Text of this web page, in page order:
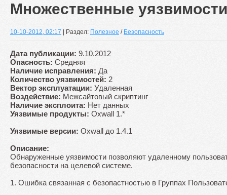
Множественные
10-10-2012, 02:17 | Раздел: Полезное / Безопасность
Дата публикации: 9.10.2012
Опасность: Средняя
Наличие исправления: Да
Количество уязвимостей: 2
Вектор эксплуатации: Удаленная
Воздействие: Межсайтовый скриптинг
Наличие эксплоита: Нет данных
Уязвимые продукты: Oxwall 1.*
Уязвимые версии: Oxwall до 1.4.1
Описание:
Обнаруженные уязвимости позволяют удаленному
безопасности на целевой системе.
1. Ошибка связанная с безопастностью в Группах